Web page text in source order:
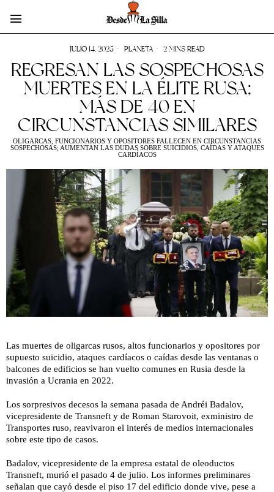
JULIO 14, 2025 PLANETA 2 MINS READ
REGRESAN LAS SOSPECHOSAS
MUERTES EN LA ÉLITE RUSA;
MÁS DE 40 EN
CIRCUNSTANCIAS SIMILARES
OLIGARCAS, FUNCIONARIOS Y OPOSITORES FALLECEN EN CIRCUNSTANCIAS
SOSPECHOSAS; AUMENTAN LAS DUDAS SOBRE SUICIDIOS, CAÍDAS Y ATAQUES
CARDÍACOS
Las muertes de oligarcas rusos, altos funcionarios y opositores por
supuesto suicidio, ataques cardíacos o caídas desde las ventanas o
balcones de edificios se han vuelto comunes en Rusia desde la
invasión a Ucrania en 2022.
Los sorpresivos decesos la semana pasada de Andréi Badalov,
vicepresidente de Transneft y de Roman Starovoit, exministro de
Transportes ruso, reavivaron el interés de medios internacionales
sobre este tipo de casos.
Badalov, vicepresidente de la empresa estatal de oleoductos
Transneft, murió el pasado 4 de julio. Los informes preliminares
señalan que cayó desde el piso 17 del edificio donde vive, pese a